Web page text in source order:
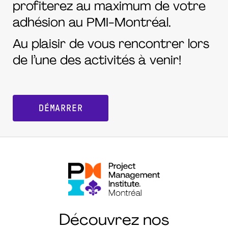
profiterez au maximum de votre
adhésion au PMI-Montréal.
Au plaisir de vous rencontrer lors
de l’une des activités à venir!
DÉMARRER
Découvrez nos